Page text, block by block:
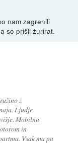
nam zagrenili
so prišli žurirat.
z
Ljudje
Mobilna
in
Vsak ma pa